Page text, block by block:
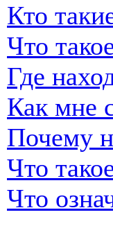
Кто
Что
Где
Как мне
Почему
Что
Что